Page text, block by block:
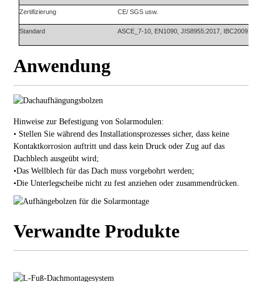
Zertifizierung CE/ SGS usw.
Standard ASCE_7-10, EN1090, JIS8955:2017, IBC2009
Anwendung
Hinweise zur Befestigung von Solarmodulen:
• Stellen Sie während des Installationsprozesses sicher, dass keine
Kontaktkorrosion auftritt und dass kein Druck oder Zug auf das
Dachblech ausgeübt wird;
•Das Wellblech für das Dach muss vorgebohrt werden;
•Die Unterlegscheibe nicht zu fest anziehen oder zusammendrücken.
Verwandte Produkte